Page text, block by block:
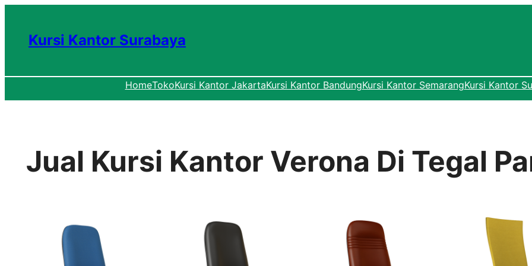
Kursi Kantor Surabaya
HomeTokoKursi Kantor JakartaKursi Kantor BandungKursi Kantor SemarangKursi Kantor
Jual Kursi Kantor Verona Di Tegal